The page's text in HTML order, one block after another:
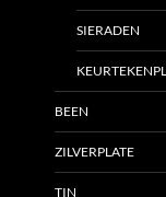
SIERADEN
BEEN
ZILVERPLATE
TIN